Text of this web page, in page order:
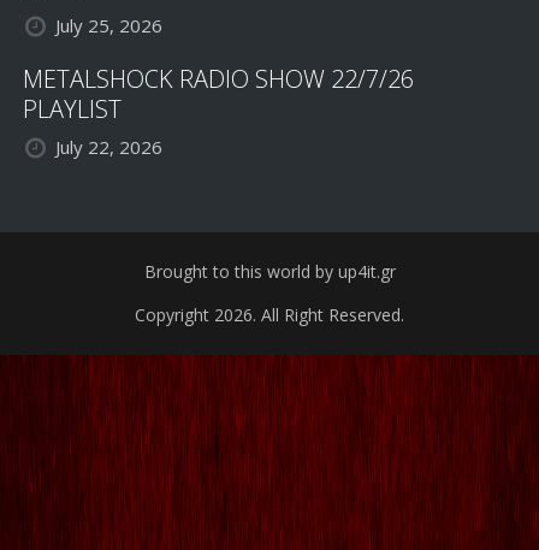
July 25, 2026
METALSHOCK RADIO SHOW 22/7/26
PLAYLIST
July 22, 2026
Brought to this world by up4it.gr
Copyright 2026. All Right Reserved.